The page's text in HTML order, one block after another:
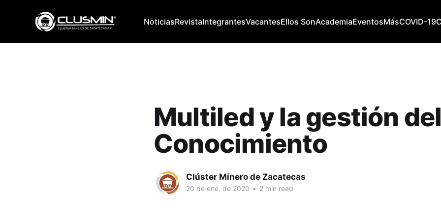
NoticiasRevistaIntegrantesVacantesEllos SonAcademiaEventosMásCOVID-19
Multiled y la gestión del
Conocimiento
Clúster Minero de Zacatecas
20 de ene. de 2020 • 2 min read